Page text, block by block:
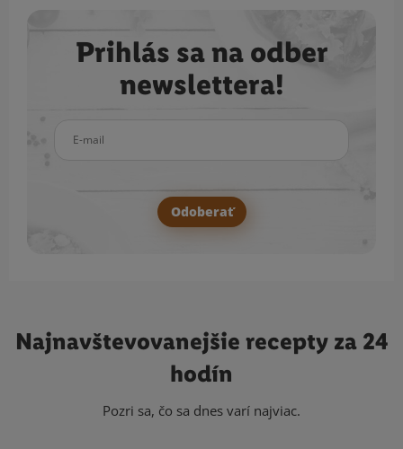
Prihlás sa na odber
newslettera!
Odoberať
Najnavštevovanejšie recepty za 24
hodín
Pozri sa, čo sa dnes varí najviac.